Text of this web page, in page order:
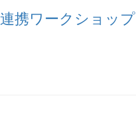
携ワークショップ